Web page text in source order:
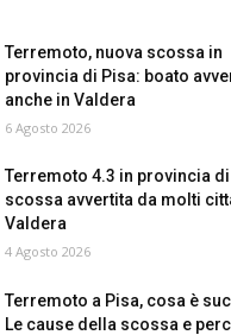
Terremoto, nuova scossa in
provincia di Pisa: boato
anche in Valdera
6 Agosto 2026
Terremoto 4.3 in provincia
scossa avvertita da molti
Valdera
4 Agosto 2026
Terremoto a Pisa, cosa è
Le cause della scossa e